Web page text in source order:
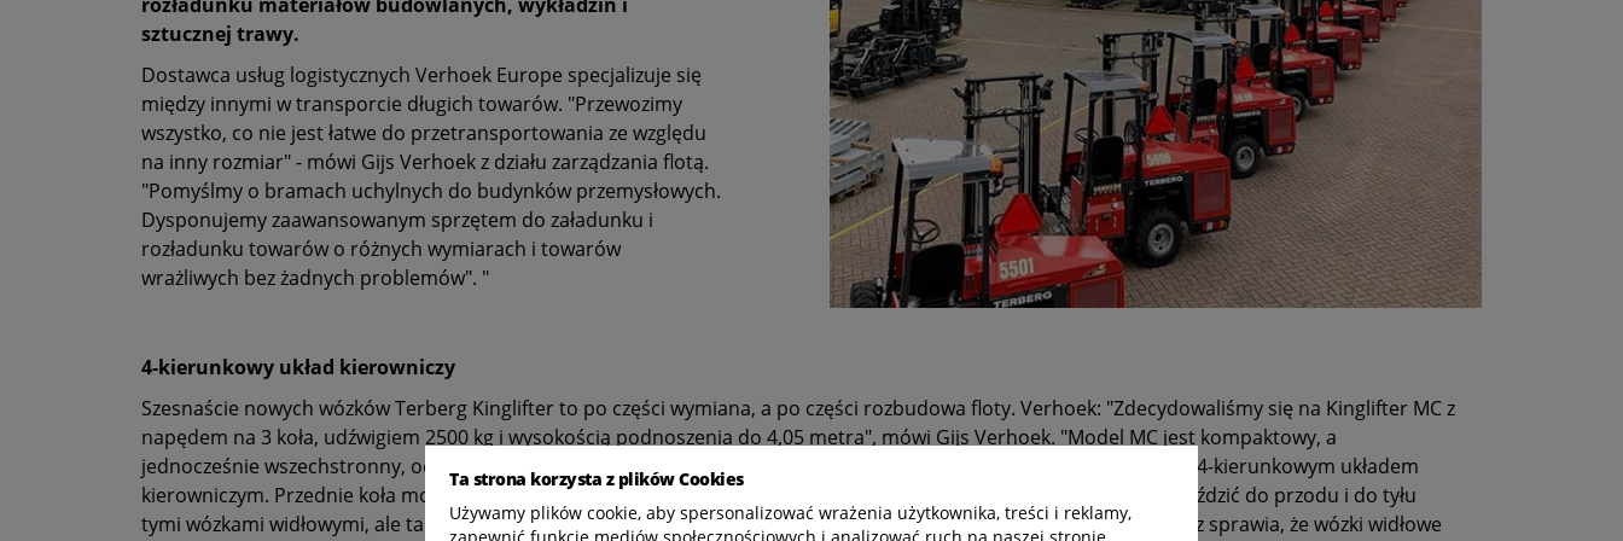
sztucznej trawy.
Dostawca usług logistycznych Verhoek Europe specjalizuje się
między innymi w transporcie długich towarów. "Przewozimy
wszystko, co nie jest łatwe do przetransportowania ze względu
na inny rozmiar" - mówi Gijs Verhoek z działu zarządzania flotą.
"Pomyślmy o bramach uchylnych do budynków przemysłowych.
Dysponujemy zaawansowanym sprzętem do załadunku i
rozładunku towarów o różnych wymiarach i towarów
wrażliwych bez żadnych problemów". "
4-kierunkowy układ kierowniczy
Szesnaście nowych wózków Terberg Kinglifter to po części wymiana, a po części rozbudowa floty. Verhoek: "Zdecydowaliśmy się na Kinglifter MC z
napędem na 3 koła, udźwigiem 2500 kg i wysokością podnoszenia do 4,05 metra", mówi Gijs Verhoek. "Model MC jest kompaktowy, a
jednocześnie wszechstronny, odpowiedni do wszystkich typowych zadań. Nasze wózki Terberg Kinglifter to modele z 4-kierunkowym układem
kierowniczym. Przednie koła mogą obracać się o 90 stopni po naciśnięciu przycisku. W rezultacie możemy nie tylko jeździć do przodu i do tyłu
tymi wózkami widłowymi, ale także na boki w obu kierunkach. Zapewnia to optymalną zwrotność i manewrowość oraz sprawia, że wózki widłowe
Ta strona korzysta z plików Cookies
Używamy plików cookie, aby spersonalizować wrażenia użytkownika, treści i reklamy,